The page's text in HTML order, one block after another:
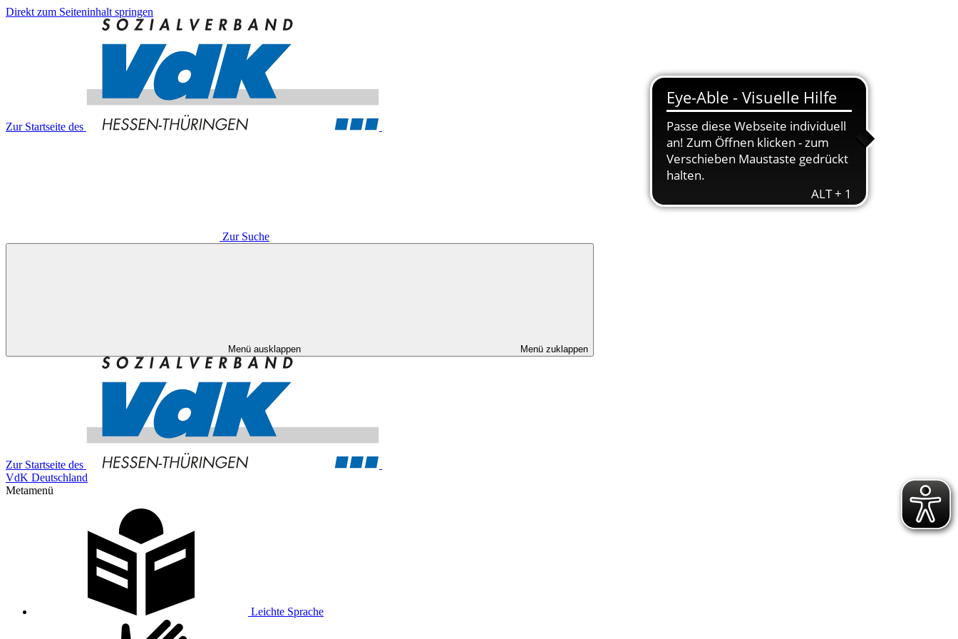
Direkt zum Seiteninhalt springen
Zur Startseite des
Zur Suche
Menü ausklappen Menü zuklappen
Zur Startseite des
VdK Deutschland
Metamenü
Leichte Sprache